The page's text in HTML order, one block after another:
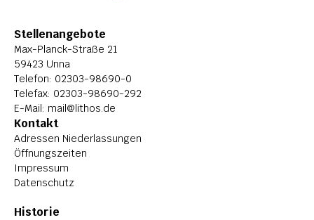
Stellenangebote
Max-Planck-Straße 21
59423 Unna
Telefon: 02303-98690-0
Telefax: 02303-98690-292
E-Mail: mail@lithos.de
Kontakt
Adressen Niederlassungen
Öffnungszeiten
Impressum
Datenschutz
Historie